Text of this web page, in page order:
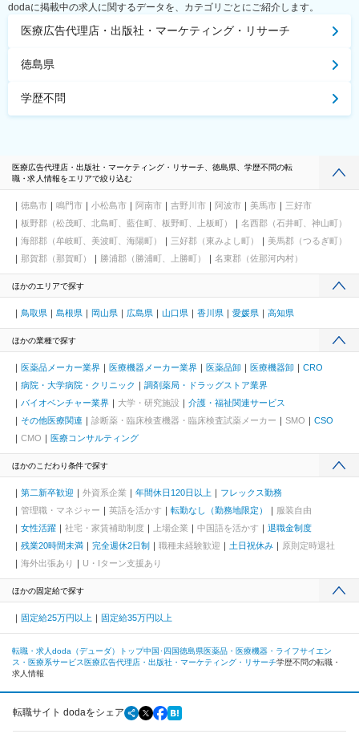
dodaに掲載中の求人に関するデータを、カテゴリごとにご紹介します。
医療広告代理店・出版社・マーケティング・リサーチ
徳島県
学歴不問
医療広告代理店・出版社・マーケティング・リサーチ、徳島県、学歴不問の転
職・求人情報をエリアで絞り込む
徳島市 鳴門市 小松島市 阿南市 吉野川市 阿波市 美馬市
三好市
板野郡（松茂町、北島町、藍住町、板野町、上板町）
名西郡（石井町、神山町）
海部郡（牟岐町、美波町、海陽町）
三好郡（東みよし町）
美馬郡（つるぎ町）
那賀郡（那賀町）
勝浦郡（勝浦町、上勝町） 名東郡（佐那河内村）
ほかのエリアで探す
鳥取県 島根県 岡山県 広島県 山口県 香川県 愛媛県 高知県
ほかの業種で探す
医薬品メーカー業界 医療機器メーカー業界 医薬品卸 医療機器卸
CRO
病院・大学病院・クリニック
調剤薬局・ドラッグストア業界
バイオベンチャー業界
大学・研究施設
介護・福祉関連サービス
その他医療関連
診断薬・臨床検査機器・臨床検査試薬メーカー SMO
CSO
CMO
医療コンサルティング
ほかのこだわり条件で探す
第二新卒歓迎 外資系企業 年間休日120日以上
フレックス勤務
管理職・マネジャー
英語を活かす 転勤なし（勤務地限定）
服装自由
女性活躍
社宅・家賃補助制度 上場企業 中国語を活かす
退職金制度
残業20時間未満
完全週休2日制 職種未経験歓迎 土日祝休み
原則定時退社
海外出張あり
U・Iターン支援あり
ほかの固定給で探す
固定給25万円以上 固定給35万円以上
転職・求人doda（デューダ）トップ中国･四国徳島県医薬品・医療機器・ライフサイエン
ス・医療系サービス 医療広告代理店・出版社・マーケティング・リサーチ学歴不問の転職・
求人情報
転職サイト dodaをシェア